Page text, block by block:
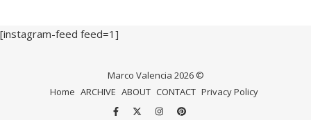
[instagram-feed feed=1]
Marco Valencia 2026 ©
Home ARCHIVE ABOUT CONTACT Privacy Policy